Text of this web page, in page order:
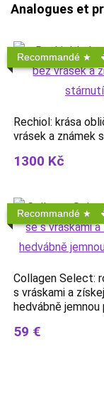
Analogues et
Recommandé
Rechiol: krása
vrásek a známek
1300 Kč
Recommandé
Collagen Select:
s vráskami a
hedvábně
59 €